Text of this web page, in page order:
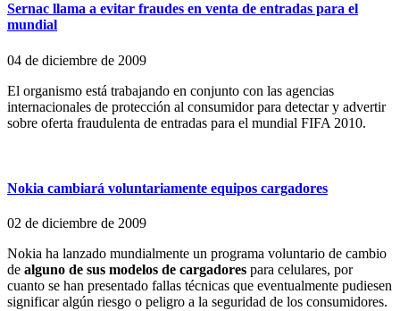
Sernac llama a evitar fraudes en venta de entradas para el
mundial
04 de diciembre de 2009
El organismo está trabajando en conjunto con las agencias
internacionales de protección al consumidor para detectar y advertir
sobre oferta fraudulenta de entradas para el mundial FIFA 2010.
Nokia cambiará voluntariamente equipos cargadores
02 de diciembre de 2009
Nokia ha lanzado mundialmente un programa voluntario de cambio
de alguno de sus modelos de cargadores para celulares, por
cuanto se han presentado fallas técnicas que eventualmente pudiesen
significar algún riesgo o peligro a la seguridad de los consumidores.